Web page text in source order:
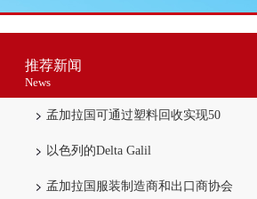
推荐新闻
News
孟加拉国可通过塑料回收实现50
以色列的Delta Galil
孟加拉国服装制造商和出口商协会